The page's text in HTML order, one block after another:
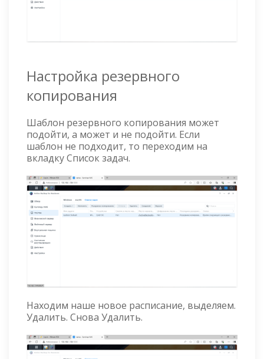
Настройка резервного
копирования
Шаблон резервного копирования может
подойти, а может и не подойти. Если
шаблон не подходит, то переходим на
вкладку Список задач.
Находим наше новое расписание, выделяем.
Удалить. Снова Удалить.